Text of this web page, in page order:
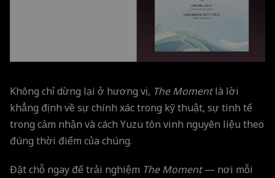
Không chỉ dừng lại ở hương vị, The Momentlà lời
khẳng định về sự chính xác trong kỹ thuật, sự tinh tế
trong cảm nhận và cách Yuzu tôn vinh nguyên liệu theo
đúng thời điểm của chúng.
Đặt chỗ ngay để trải nghiệm The Moment— nơi mỗi